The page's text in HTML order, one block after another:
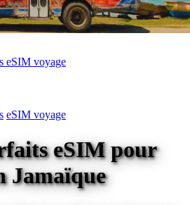
eSIM voyage
eSIM voyage
eSIM pour
Jamaïque